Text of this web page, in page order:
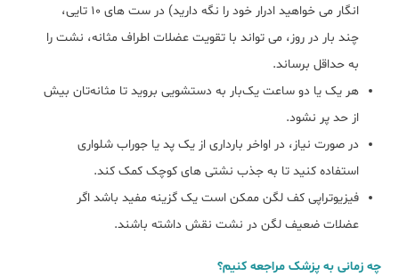
انگار می خواهید ادرار خود را نگه دارید) در ست های 10 تایی،
چند بار در روز، می تواند با تقویت عضلات اطراف مثانه، نشت را
به حداقل برساند.
هر یک یا دو ساعت یک‌بار به دستشویی بروید تا مثانه‌تان بیش
از حد پر نشود.
در صورت نیاز، در اواخر بارداری از یک پد یا جوراب شلواری
استفاده کنید تا به جذب نشتی های کوچک کمک کند.
فیزیوتراپی کف لگن ممکن است یک گزینه مفید باشد اگر
عضلات ضعیف لگن در نشت نقش داشته باشند.
چه زمانی به پزشک مراجعه کنیم؟